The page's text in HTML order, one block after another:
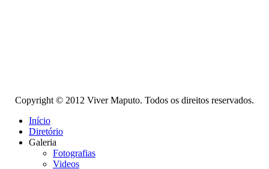
Copyright © 2012 Viver Maputo. Todos os direitos reservados.
Início
Diretório
Galeria
Fotografias
Videos